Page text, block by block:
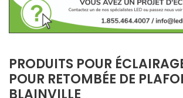
PRODUITS POUR
POUR RETOMBÉE DE
BLAINVILLE